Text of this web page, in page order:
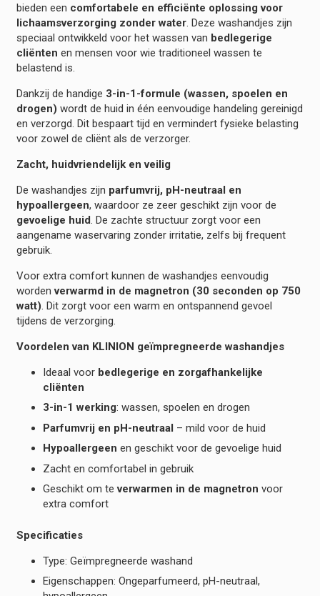
bieden een comfortabele en efficiënte oplossing voor
lichaamsverzorging zonder water. Deze washandjes zijn
speciaal ontwikkeld voor het wassen van bedlegerige
cliënten en mensen voor wie traditioneel wassen te
belastend is.
Dankzij de handige 3-in-1-formule (wassen, spoelen en
drogen) wordt de huid in één eenvoudige handeling gereinigd
en verzorgd. Dit bespaart tijd en vermindert fysieke belasting
voor zowel de cliënt als de verzorger.
Zacht, huidvriendelijk en veilig
De washandjes zijn parfumvrij, pH-neutraal en
hypoallergeen, waardoor ze zeer geschikt zijn voor de
gevoelige huid . De zachte structuur zorgt voor een
aangename waservaring zonder irritatie, zelfs bij frequent
gebruik.
Voor extra comfort kunnen de washandjes eenvoudig
wordenverwarmd in de magnetron (30 seconden op 750
watt) . Dit zorgt voor een warm en ontspannend gevoel
tijdens de verzorging.
Voordelen van KLINION geïmpregneerde washandjes
Ideaal voor bedlegerige en zorgafhankelijke
cliënten
3-in-1 werking: wassen, spoelen en drogen
Parfumvrij en pH-neutraal – mild voor de huid
Hypoallergeen en geschikt voor de gevoelige huid
Zacht en comfortabel in gebruik
Geschikt om teverwarmen in de magnetron voor
extra comfort
Specificaties
Type: Geïmpregneerde washand
Eigenschappen: Ongeparfumeerd, pH-neutraal,